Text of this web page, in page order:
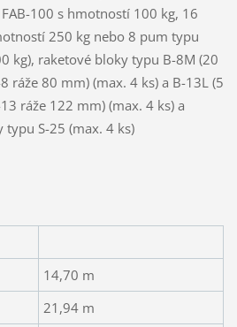
100 s hmotností 100 kg, 16
250 kg nebo 8 pum typu
kg), raketové bloky typu B-8M (20
ráže 80 mm) (max. 4 ks) a B-13L (5
ráže 122 mm) (max. 4 ks) a
S-25 (max. 4 ks)
14,70 m
21,94 m